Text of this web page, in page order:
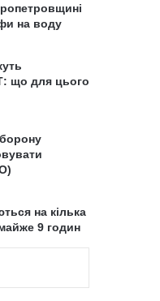
на воду
що для цього
на кілька
9 годин